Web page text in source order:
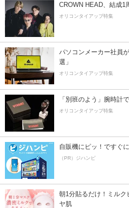
CROWN HEAD、結成1
オリコンタイアップ特集
パソコンメーカー社員
選」
オリコンタイアップ特集
「別班のよう」腕時計
オリコンタイアップ特集
自販機にピッ！ですぐ
（PR）ジハンピ
朝1分貼るだけ！ミル
ヤ肌